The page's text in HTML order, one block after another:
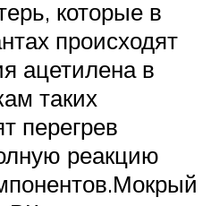
которые в
происходят
ацетилена в
таких
перегрев
реакцию